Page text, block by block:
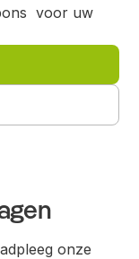
voor uw
onze